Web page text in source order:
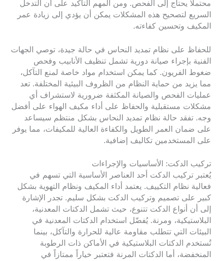
محتملًا يحتاج إلى الفحص. ومن المهم التأكيد على أن التدخل
السريع لتصحيح هذه المشكلات يمكن أن يؤدي إلى زيادة عمر
المكيف وتحسين كفاءته.
للحفاظ على نظام تمديد النحاس في حالة جيدة، توصي الجهات
الفنية بإجراء صيانة دورية تشمل تنظيف الأنابيب وفحص
ضغوط الفريون. كما يمكن استخدام مواد خاصة لمنع التآكل،
مما يزيد من حماية النظام من الظروف البيئية المختلفة. تعد
عمليات الفحص والصيانة المكثفة ضرورية لاستشراف أي
مشكلات مستقبلية والحفاظ على أداء مكيف الهواء على أفضل
وجه. تفقد حالة نظام تمديد النحاس بشكل منتظم سيساعد
على ضمان العمر الطويل والكفاءة العالية للمكيفات، مما يوفر
على المستخدمين تكاليف إضافية.
تركيب الدكت: الأساسيات والإجراءات
يُعتبر تركيب الدكت أحد العناصر الأساسية التي تسهم في
فعالية نظام التكييف. يعتمد أداء المكيف ونظام التهوية بشكل
كبير على تصميم وتركيب الدكت بشكل سليم. تجدر الإشارة
إلى أن أنواع الدكت تتنوع، حيث تشمل الدكتات المعدنية،
البلاستيكية، ومرنة. يُفضّل استخدام الدكتات المعدنية في
البيئات التي تتطلب مقاومة عالية للحرارة والتآكل، بينما
تُستخدم الدكتات البلاستيكية في الأماكن ذات الرطوبة
المنخفضة، أما الدكتات المرنة فتعتبر خياراً ممتازاً في